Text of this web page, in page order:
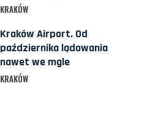
KRAKÓW
Kraków Airport. Od
października lądowania
nawet we mgle
KRAKÓW